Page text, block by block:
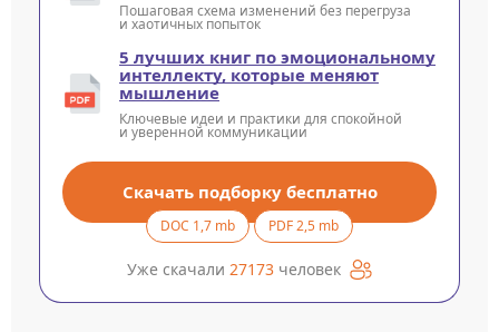
Пошаговая схема изменений без перегруза
и хаотичных попыток
5 лучших книг по эмоциональному
интеллекту, которые меняют
мышление
Ключевые идеи и практики для спокойной
и уверенной коммуникации
Скачать подборку бесплатно
DOC 1,7 mb PDF 2,5 mb
Уже скачали 27173 человек